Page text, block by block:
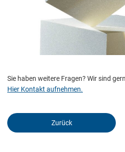
Sie haben weitere Fragen? Wir sind
Hier Kontakt aufnehmen.
Zurück
Notwendig
Diese werden für die
helfen dabei, unsere Website
auf sichere Bereiche unserer Website
External Content
Includes resources that make